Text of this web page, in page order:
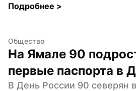
Подробнее >
Общество
На Ямале 90
первые паспорта в
В День России 90 северян